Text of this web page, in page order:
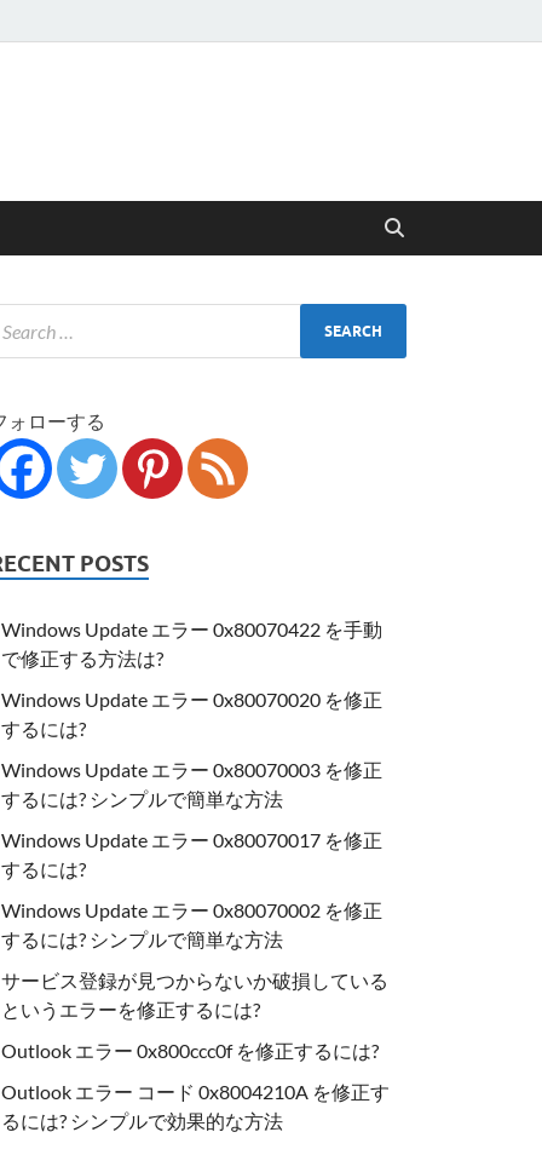
ォローする
POSTS
Windows Update エラー 0x80070422 を手動
で修正する方法は?
Windows Update エラー 0x80070020 を修正
するには?
Windows Update エラー 0x80070003 を修正
するには? シンプルで簡単な方法
Windows Update エラー 0x80070017 を修正
するには?
Windows Update エラー 0x80070002 を修正
するには? シンプルで簡単な方法
サービス登録が見つからないか破損している
というエラーを修正するには?
Outlook エラー 0x800ccc0f を修正するには?
Outlook エラー コード 0x8004210A を修正す
るには? シンプルで効果的な方法